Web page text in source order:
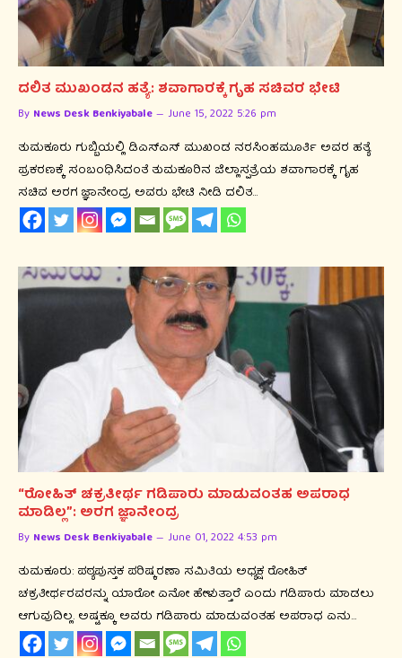
ದಲಿತ ಮುಖಂಡನ ಹತ್ಯೆ: ಶವಾಗಾರಕ್ಕೆ ಗೃಹ ಸಚಿವರ ಭೇಟಿ
By News Desk Benkiyabale June 15, 2022 5:26 pm
ತುಮಕೂರು ಗುಬ್ಬಿಯಲ್ಲಿ ಡಿಎಸ್‍ಎಸ್ ಮುಖಂಡ ನರಸಿಂಹಮೂರ್ತಿ ಅವರ ಹತ್ಯೆ
ಪ್ರಕರಣಕ್ಕೆ ಸಂಬಂಧಿಸಿದಂತೆ ತುಮಕೂರಿನ ಜಿಲ್ಲಾಸ್ಪತ್ರೆಯ ಶವಾಗಾರಕ್ಕೆ ಗೃಹ
ಸಚಿವ ಅರಗ ಜ್ಞಾನೇಂದ್ರ ಅವರು ಭೇಟಿ ನೀಡಿ ದಲಿತ…
“ರೋಹಿತ್ ಚಕ್ರತೀರ್ಥ ಗಡಿಪಾರು ಮಾಡುವಂತಹ ಅಪರಾಧ
ಮಾಡಿಲ್ಲ”: ಅರಗ ಜ್ಞಾನೇಂದ್ರ
By News Desk Benkiyabale June 01, 2022 4:53 pm
ತುಮಕೂರು: ಪಠ್ಯಪುಸ್ತಕ ಪರಿಷ್ಕರಣಾ ಸಮಿತಿಯ ಅಧ್ಯಕ್ಷ ರೋಹಿತ್
ಚಕ್ರತೀರ್ಥರವರನ್ನು ಯಾರೋ ಏನೋ ಹೇಳುತ್ತಾರೆ ಎಂದು ಗಡಿಪಾರು ಮಾಡಲು
ಆಗುವುದಿಲ್ಲ. ಅಷ್ಟಕ್ಕೂ ಅವರು ಗಡಿಪಾರು ಮಾಡುವಂತಹ ಅಪರಾಧ ಏನು…